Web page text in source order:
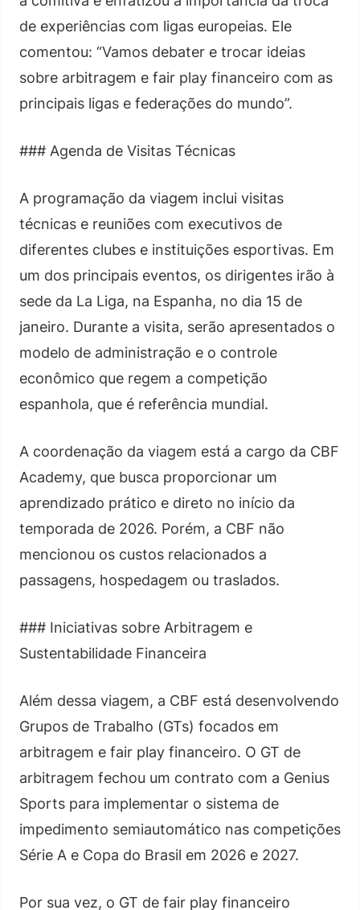
de experiências com ligas europeias. Ele
comentou: “Vamos debater e trocar ideias
sobre arbitragem e fair play financeiro com as
principais ligas e federações do mundo”.
### Agenda de Visitas Técnicas
A programação da viagem inclui visitas
técnicas e reuniões com executivos de
diferentes clubes e instituições esportivas. Em
um dos principais eventos, os dirigentes irão à
sede da La Liga, na Espanha, no dia 15 de
janeiro. Durante a visita, serão apresentados o
modelo de administração e o controle
econômico que regem a competição
espanhola, que é referência mundial.
A coordenação da viagem está a cargo da CBF
Academy, que busca proporcionar um
aprendizado prático e direto no início da
temporada de 2026. Porém, a CBF não
mencionou os custos relacionados a
passagens, hospedagem ou traslados.
### Iniciativas sobre Arbitragem e
Sustentabilidade Financeira
Além dessa viagem, a CBF está desenvolvendo
Grupos de Trabalho (GTs) focados em
arbitragem e fair play financeiro. O GT de
arbitragem fechou um contrato com a Genius
Sports para implementar o sistema de
impedimento semiautomático nas competições
Série A e Copa do Brasil em 2026 e 2027.
Por sua vez, o GT de fair play financeiro